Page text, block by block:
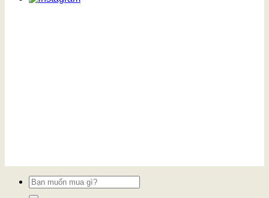
Tìm
kiếm: